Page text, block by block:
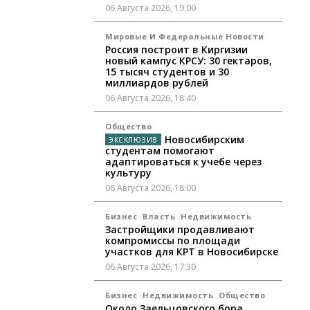
06 Августа 2026, 19:00
Мировые И Федеральные Новости
Россия построит в Киргизии
новый кампус КРСУ: 30 гектаров,
15 тысяч студентов и 30
миллиардов рублей
06 Августа 2026, 18:40
Общество
Новосибирским
студентам помогают
адаптироваться к учебе через
культуру
06 Августа 2026, 18:00
Бизнес Власть Недвижимость
Застройщики продавливают
компромиссы по площади
участков для КРТ в Новосибирске
06 Августа 2026, 17:30
Бизнес Недвижимость Общество